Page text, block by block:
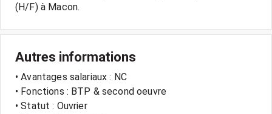
Autres informations
• Avantages salariaux : NC
• Fonctions : BTP & second oeuvre
• Statut : Ouvrier